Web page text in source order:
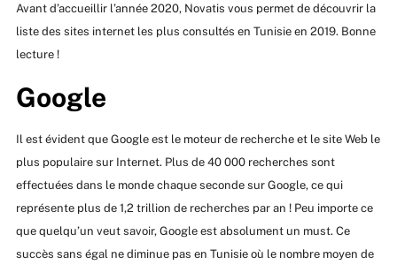
Avant d’accueillir l’année 2020, Novatis vous permet de découvrir la
liste des sites internet les plus consultés en Tunisie en 2019. Bonne
lecture !
Google
Il est évident que Google est le moteur de recherche et le site Web le
plus populaire sur Internet. Plus de 40 000 recherches sont
effectuées dans le monde chaque seconde sur Google, ce qui
représente plus de 1,2 trillion de recherches par an ! Peu importe ce
que quelqu’un veut savoir, Google est absolument un must. Ce
succès sans égal ne diminue pas en Tunisie où le nombre moyen de